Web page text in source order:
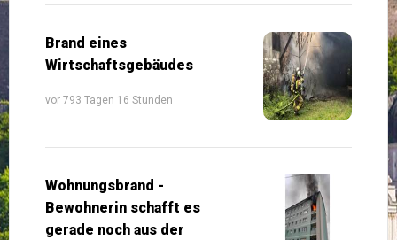
Brand eines
Wirtschaftsgebäudes
vor 793 Tagen 16 Stunden
Wohnungsbrand -
Bewohnerin schafft es
gerade noch aus der